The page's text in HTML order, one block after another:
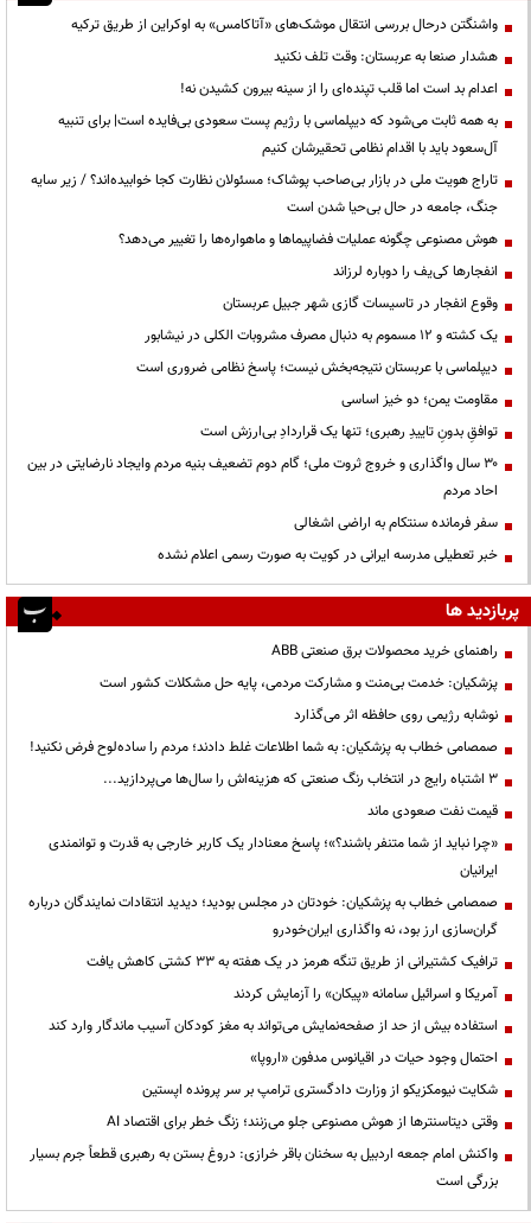
واشنگتن درحال بررسی انتقال موشک‌های «آتاکامس» به اوکراین از طریق ترکیه
هشدار صنعا به عربستان: وقت تلف نکنید
اعدام بد است اما قلب تپنده‌ای را از سینه بیرون کشیدن نه!
به همه ثابت می‌شود که دیپلماسی با رژیم پست سعودی بی‌فایده است| برای تنبیه
آل‌سعود باید با اقدام نظامی تحقیرشان کنیم
تاراج هویت ملی در بازار بی‌صاحب پوشاک؛ مسئولان نظارت کجا خوابیده‌اند؟ / زیر سایه
جنگ، جامعه در حال بی‌حیا شدن است
هوش مصنوعی چگونه عملیات فضاپیماها و ماهواره‌ها را تغییر می‌دهد؟
انفجارها کی‌یف را دوباره لرزاند
وقوع انفجار در تاسیسات گازی شهر جبیل عربستان
یک کشته و ۱۲ مسموم به دنبال مصرف مشروبات الکلی در نیشابور
دیپلماسی با عربستان نتیجه‌بخش نیست؛ پاسخ نظامی ضروری است
مقاومت یمن؛ دو خیز اساسی
توافقِ بدونِ تاییدِ رهبری؛ تنها یک قراردادِ بی‌ارزش است
۳۰ سال واگذاری و خروج ثروت ملی؛ گام دوم تضعیف بنیه مردم وایجاد نارضایتی در بین
احاد مردم
سفر فرمانده سنتکام به اراضی اشغالی
خبر تعطیلی مدرسه ایرانی در کویت به صورت رسمی اعلام نشده
پربازدید ها
راهنمای خرید محصولات برق صنعتی ABB
پزشکیان: خدمت بی‌منت و مشارکت مردمی، پایه حل مشکلات کشور است
نوشابه رژیمی روی حافظه اثر می‌گذارد
صمصامی خطاب به پزشکیان: به شما اطلاعات غلط دادند؛ مردم را ساده‌لوح فرض نکنید!
3 اشتباه رایج در انتخاب رنگ صنعتی که هزینه‌اش را سال‌ها می‌پردازید...
قیمت نفت صعودی ماند
«چرا نباید از شما متنفر باشند؟»؛ پاسخ معنادار یک کاربر خارجی به قدرت و توانمندی
ایرانیان
صمصامی خطاب به پزشکیان: خودتان در مجلس بودید؛ دیدید انتقادات نمایندگان درباره
گران‌سازی ارز بود، نه واگذاری ایران‌خودرو
ترافیک کشتیرانی از طریق تنگه هرمز در یک هفته به ۳۳ کشتی کاهش یافت
آمریکا و اسرائیل سامانه «پیکان» را آزمایش کردند
استفاده بیش از حد از صفحه‌نمایش می‌تواند به مغز کودکان آسیب ماندگار وارد کند
احتمال وجود حیات در اقیانوس مدفون «اروپا»
شکایت نیومکزیکو از وزارت دادگستری ترامپ بر سر پرونده اپستین
وقتی دیتاسنترها از هوش مصنوعی جلو می‌زنند؛ زنگ خطر برای اقتصاد AI
واکنش امام جمعه اردبیل به سخنان باقر خرازی: دروغ بستن به رهبری قطعاً جرم بسیار
بزرگی است